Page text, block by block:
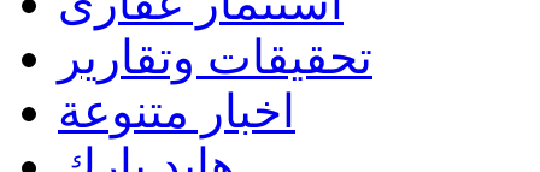
تحقيقات وتقارير
اخبار متنوعة